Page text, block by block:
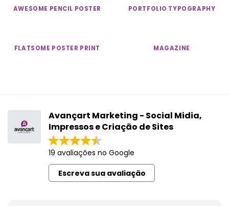
AWESOME PENCIL POSTER PORTFOLIO TYPOGRAPHY
FLATSOME POSTER PRINT MAGAZINE
Avançart Marketing - Social Midia,
Impressos e Criação de Sites
19 avaliações no Google
Escreva sua avaliação